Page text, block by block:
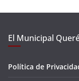
El Municipal
Política de